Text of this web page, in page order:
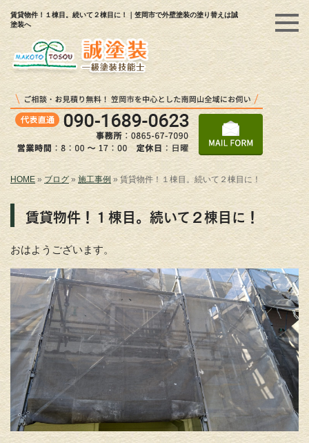
賃貸物件！１棟目。続いて２棟目に！｜笠岡市で外壁塗装の塗り替えは誠
塗装へ
HOME » ブログ» 施工事例 »賃貸物件！１棟目。続いて２棟目に！
賃貸物件！１棟目。続いて２棟目に！
おはようございます。